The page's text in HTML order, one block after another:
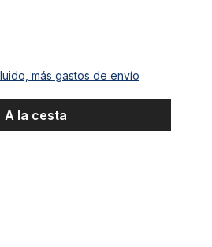
más gastos de envío
A la cesta